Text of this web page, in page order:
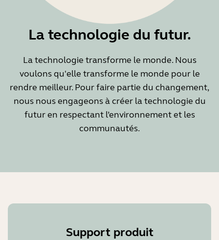
La technologie du futur.
La technologie transforme le monde. Nous
voulons qu'elle transforme le monde pour le
rendre meilleur. Pour faire partie du changement,
nous nous engageons à créer la technologie du
futur en respectant l’environnement et les
communautés.
Support produit